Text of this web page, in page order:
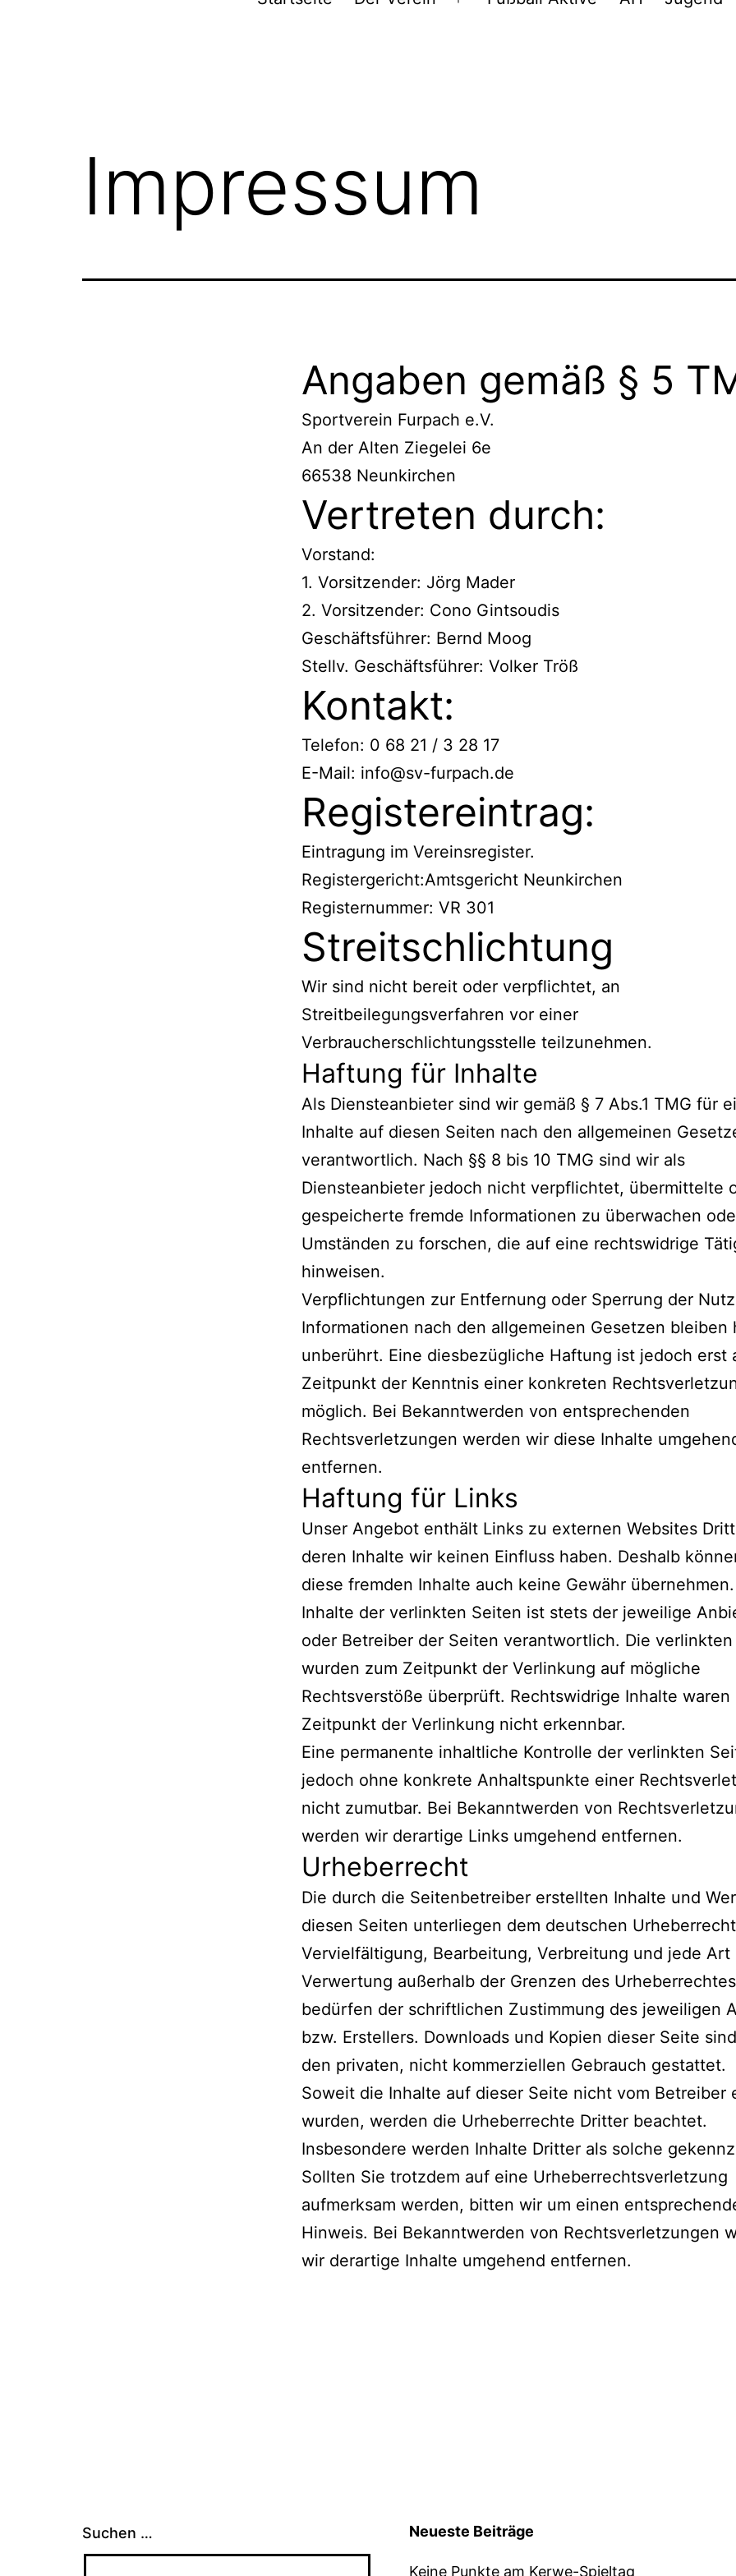
Menü
Impressum
Angaben gemäß § 5
Sportverein Furpach e.V.
An der Alten Ziegelei 6e
66538 Neunkirchen
Vertreten durch:
Vorstand:
1. Vorsitzender: Jörg Mader
2. Vorsitzender: Cono Gintsoudis
Geschäftsführer: Bernd Moog
Stellv. Geschäftsführer: Volker Tröß
Kontakt:
Telefon: 0 68 21 / 3 28 17
E-Mail: info@sv-furpach.de
Registereintrag:
Eintragung im Vereinsregister.
Registergericht:Amtsgericht Neunkirchen
Registernummer: VR 301
Streitschlichtung
Wir sind nicht bereit oder verpflichtet, an
Streitbeilegungsverfahren vor einer
Verbraucherschlichtungsstelle teilzunehmen.
Haftung für Inhalte
Als Diensteanbieter sind wir gemäß § 7 Abs.1 TMG für
Inhalte auf diesen Seiten nach den allgemeinen
verantwortlich. Nach §§ 8 bis 10 TMG sind wir als
Diensteanbieter jedoch nicht verpflichtet, übermittelte
gespeicherte fremde Informationen zu überwachen
Umständen zu forschen, die auf eine rechtswidrige
hinweisen.
Verpflichtungen zur Entfernung oder Sperrung der
Informationen nach den allgemeinen Gesetzen bleiben
unberührt. Eine diesbezügliche Haftung ist jedoch erst
Zeitpunkt der Kenntnis einer konkreten
möglich. Bei Bekanntwerden von entsprechenden
Rechtsverletzungen werden wir diese Inhalte
entfernen.
Haftung für Links
Unser Angebot enthält Links zu externen Websites
deren Inhalte wir keinen Einfluss haben. Deshalb
diese fremden Inhalte auch keine Gewähr
Inhalte der verlinkten Seiten ist stets der jeweilige
oder Betreiber der Seiten verantwortlich. Die
wurden zum Zeitpunkt der Verlinkung auf mögliche
Rechtsverstöße überprüft. Rechtswidrige Inhalte waren
Zeitpunkt der Verlinkung nicht erkennbar.
Eine permanente inhaltliche Kontrolle der verlinkten
jedoch ohne konkrete Anhaltspunkte einer
nicht zumutbar. Bei Bekanntwerden von
werden wir derartige Links umgehend entfernen.
Urheberrecht
Die durch die Seitenbetreiber erstellten Inhalte und
diesen Seiten unterliegen dem deutschen
Vervielfältigung, Bearbeitung, Verbreitung und jede Art
Verwertung außerhalb der Grenzen des Urheberrechtes
bedürfen der schriftlichen Zustimmung des jeweiligen
bzw. Erstellers. Downloads und Kopien dieser Seite
den privaten, nicht kommerziellen Gebrauch gestattet.
Soweit die Inhalte auf dieser Seite nicht vom Betreiber
wurden, werden die Urheberrechte Dritter beachtet.
Insbesondere werden Inhalte Dritter als solche
Sollten Sie trotzdem auf eine Urheberrechtsverletzung
aufmerksam werden, bitten wir um einen
Hinweis. Bei Bekanntwerden von Rechtsverletzungen
wir derartige Inhalte umgehend entfernen.
Suchen … Neueste Beiträge
Keine Punkte am Kerwe-Spieltag